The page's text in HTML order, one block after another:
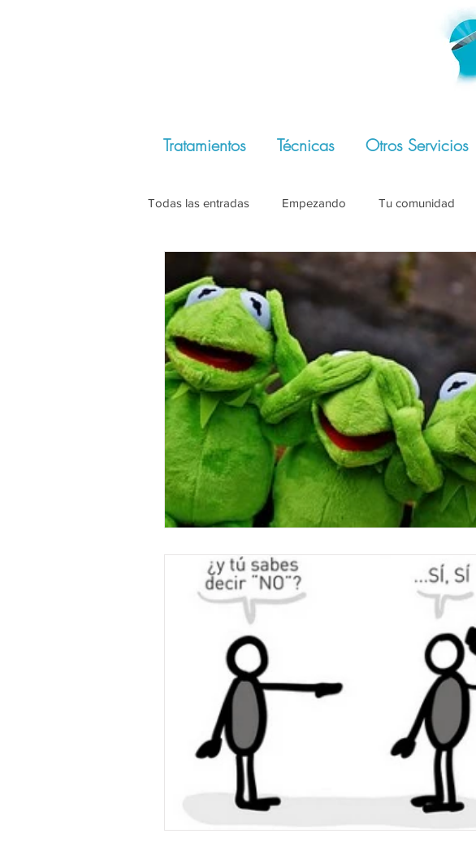
Tratamientos Técnicas Otros Servicios
Todas las entradas Empezando Tu comunidad
Desarrollo Personal Asertividad
#Psicología #ACT #Metas #SaludMental